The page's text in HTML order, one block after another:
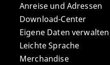
Anreise und Adressen
Download-Center
Eigene Daten verwalten
Leichte Sprache
Merchandise